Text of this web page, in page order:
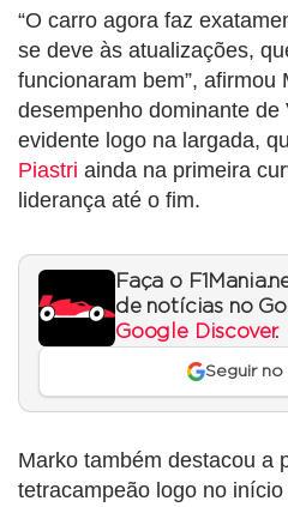
“O carro agora faz
se deve às atualizações,
funcionaram bem”, afirmou
desempenho dominante de
evidente logo na largada,
Piastri ainda na primeira
liderança até o fim.
Faça o
de notícias no
Google Discover.
Seguir
Marko também destacou a
tetracampeão logo no